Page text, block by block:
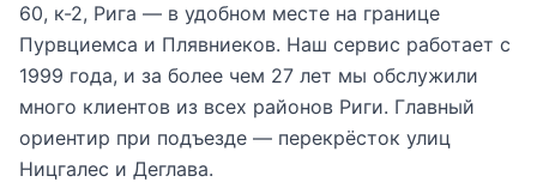
60, к-2, Рига — в удобном месте на границе
Пурвциемса и Плявниеков. Наш сервис работает с
1999 года, и за более чем 27 лет мы обслужили
много клиентов из всех районов Риги. Главный
ориентир при подъезде — перекрёсток улиц
Ницгалес и Деглава.